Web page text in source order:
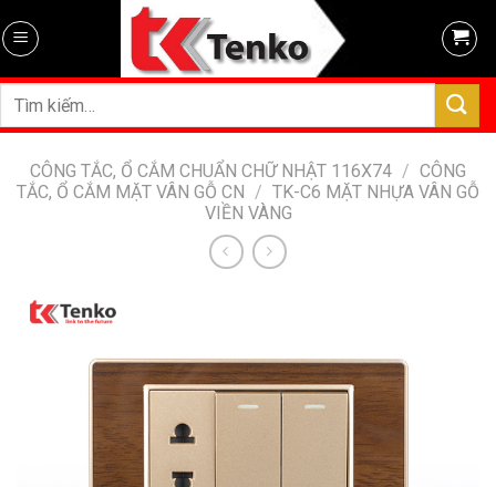
to
Tìm
CÔNG TẮC, Ổ CẮM CHUẨN CHỮ NHẬT 116X74 / CÔNG
TẮC, Ổ CẮM MẶT VÂN GỖ CN / TK-C6 MẶT NHỰA VÂN GỖ
VIỀN VÀNG